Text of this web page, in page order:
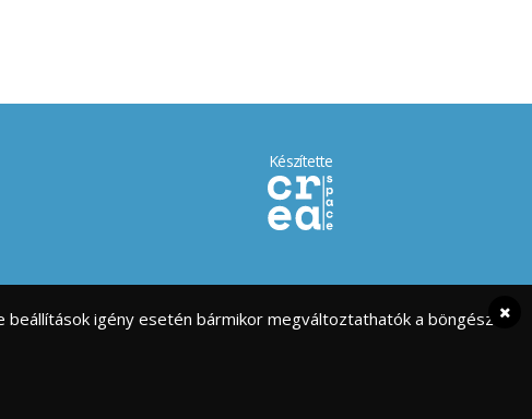
Készítette
beállítások igény esetén bármikor megváltoztathatók a böngésző